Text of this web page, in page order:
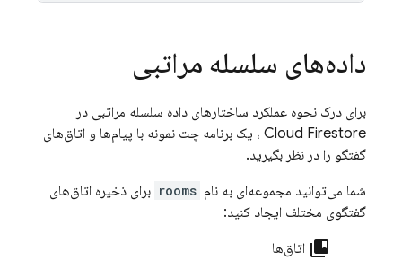
داده‌های سلسله مراتبی
برای درک نحوه عملکرد ساختارهای داده سلسله مراتبی در
Cloud Firestore ، یک برنامه چت نمونه با پیام‌ها و اتاق‌های
گفتگو را در نظر بگیرید.
شما می‌توانید مجموعه‌ای به نام rooms برای ذخیره اتاق‌های
گفتگوی مختلف ایجاد کنید:
collections_bookmark اتاق‌ها